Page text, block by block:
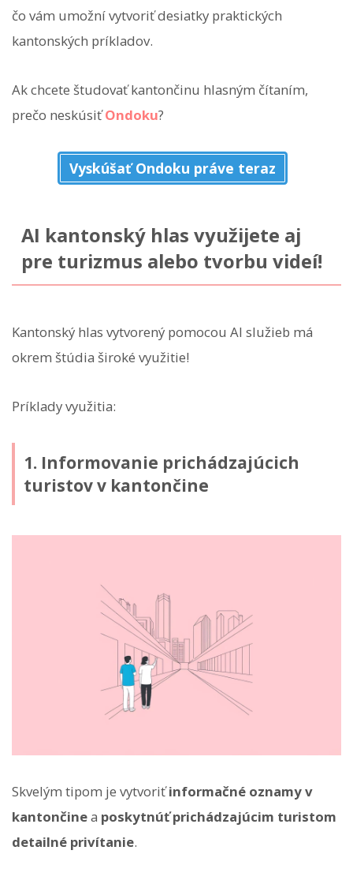
čo vám umožní vytvoriť desiatky praktických
kantonských príkladov.
Ak chcete študovať kantončinu hlasným čítaním,
prečo neskúsiťOndoku?
Vyskúšať Ondoku práve teraz
AI kantonský hlas využijete aj
pre turizmus alebo tvorbu videí!
Kantonský hlas vytvorený pomocou AI služieb má
okrem štúdia široké využitie!
Príklady využitia:
1. Informovanie prichádzajúcich
turistov v kantončine
Skvelým tipom je vytvoriťinformačné oznamy v
kantončinea poskytnúť prichádzajúcim turistom
detailné privítanie.